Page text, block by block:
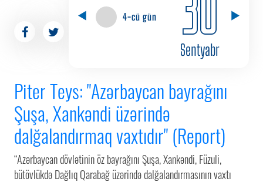
4-cü gün
Sentyabr
Piter Teys: "Azərbaycan bayrağını
Şuşa, Xankəndi üzərində
dalğalandırmaq vaxtıdır" (Report)
“Azərbaycan dövlətinin öz bayrağını Şuşa, Xankəndi, Füzuli,
bütövlükdə Dağlıq Qarabağ üzərində dalğalandırmasının vaxtı